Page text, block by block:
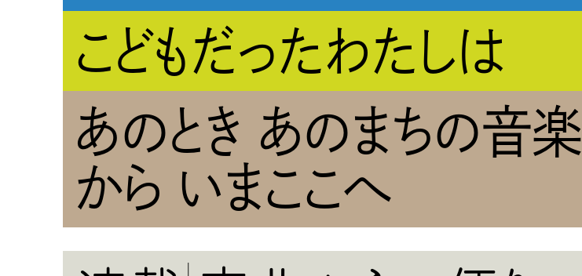
こどもだったわたしは
あのとき あのまちの音楽
から いまここへ